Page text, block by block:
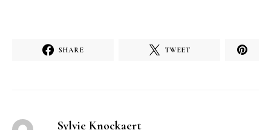
SHARE TWEET
Sylvie Knockaert